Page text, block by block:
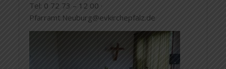
Tel: 0 72 73 – 12 00 ·
Pfarramt.Neuburg@evkirchepfalz.de